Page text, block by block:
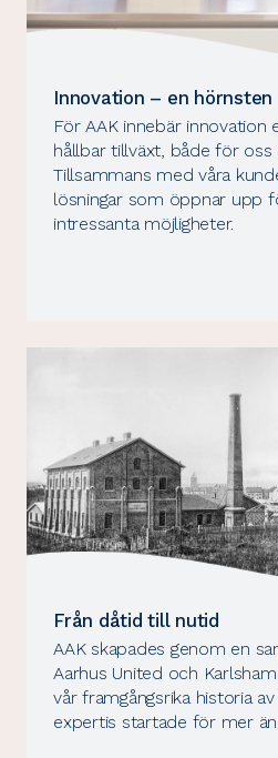
Innovation – en hörnsten
För AAK innebär innovation
hållbar tillväxt, både för oss
Tillsammans med våra
lösningar som öppnar upp
intressanta möjligheter.
Från dåtid till nutid
AAK skapades genom en
Aarhus United och
vår framgångsrika historia
expertis startade för mer än